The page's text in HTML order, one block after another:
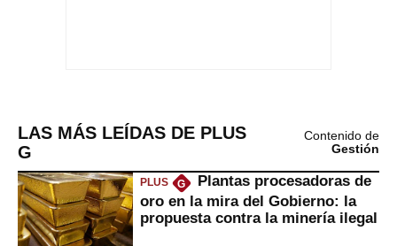
LAS MÁS LEÍDAS DE PLUS
G
Contenido de
Gestión
PLUS G
Plantas procesadoras de
oro en la mira del Gobierno: la
propuesta contra la minería ilegal